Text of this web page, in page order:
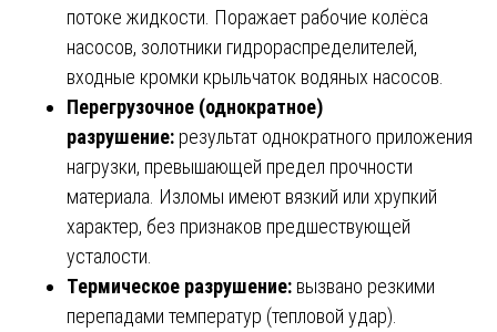
потоке жидкости. Поражает рабочие колёса
насосов, золотники гидрораспределителей,
входные кромки крыльчаток водяных насосов.
Перегрузочное (однократное)
разрушение: результат однократного приложения
нагрузки, превышающей предел прочности
материала. Изломы имеют вязкий или хрупкий
характер, без признаков предшествующей
усталости.
Термическое разрушение: вызвано резкими
перепадами температур (тепловой удар).